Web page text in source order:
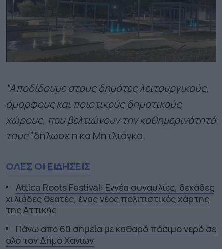
“Αποδίδουμε στους δημότες λειτουργικούς,
όμορφους και ποιοτικούς δημοτικούς
χώρους, που βελτιώνουν την καθημερινότητά
τους”δήλωσε η κα Μητλιάγκα.
ΟΛΕΣ ΟΙ ΕΙΔΗΣΕΙΣ
Attica Roots Festival: Εννέα συναυλίες, δεκάδες
χιλιάδες θεατές, ένας νέος πολιτιστικός χάρτης
της Αττικής
Πάνω από 60 σημεία με καθαρό πόσιμο νερό σε
όλο τον Δήμο Χανίων